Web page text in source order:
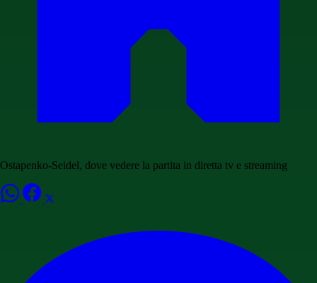
Ostapenko-Seidel, dove vedere la partita in diretta tv e streaming